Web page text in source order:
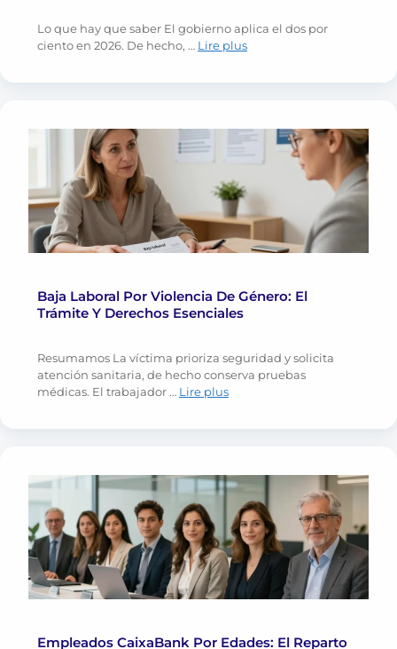
Lo que hay que saber El gobierno aplica el dos por
ciento en 2026. De hecho, … Lire plus
Baja Laboral Por Violencia De Género: El
Trámite Y Derechos Esenciales
Resumamos La víctima prioriza seguridad y solicita
atención sanitaria, de hecho conserva pruebas
médicas. El trabajador … Lire plus
Empleados CaixaBank Por Edades: El Reparto